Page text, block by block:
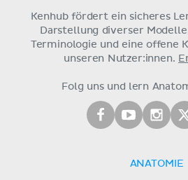
Kenhub fördert ein sicheres
Darstellung diverser
Terminologie und eine offene
unseren Nutzer:innen.
Folg uns und lern
ANATOMIE